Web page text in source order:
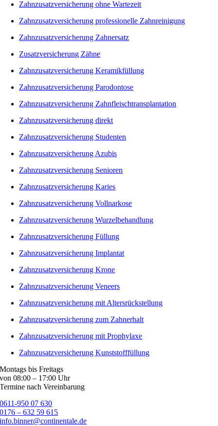
Zahnzusatzversicherung ohne Wartezeit
Zahnzusatzversicherung professionelle Zahnreinigung
Zahnzusatzversicherung Zahnersatz
Zusatzversicherung Zähne
Zahnzusatzversicherung Keramikfüllung
Zahnzusatzversicherung Parodontose
Zahnzusatzversicherung Zahnfleischtransplantation
Zahnzusatzversicherung direkt
Zahnzusatzversicherung Studenten
Zahnzusatzversicherung Azubis
Zahnzusatzversicherung Senioren
Zahnzusatzversicherung Karies
Zahnzusatzversicherung Vollnarkose
Zahnzusatzversicherung Wurzelbehandlung
Zahnzusatzversicherung Füllung
Zahnzusatzversicherung Implantat
Zahnzusatzversicherung Krone
Zahnzusatzversicherung Veneers
Zahnzusatzversicherung mit Altersrückstellung
Zahnzusatzversicherung zum Zahnerhalt
Zahnzusatzversicherung mit Prophylaxe
Zahnzusatzversicherung Kunststofffüllung
Montags bis Freitags
von 08:00 – 17:00 Uhr
Termine nach Vereinbarung
0611-950 07 630
0176 – 632 59 615
info.binner@continentale.de